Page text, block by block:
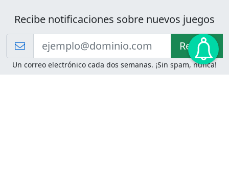
Recibe notificaciones sobre nuevos juegos
Recibir!
Un correo electrónico cada dos semanas. ¡Sin spam, nunca!